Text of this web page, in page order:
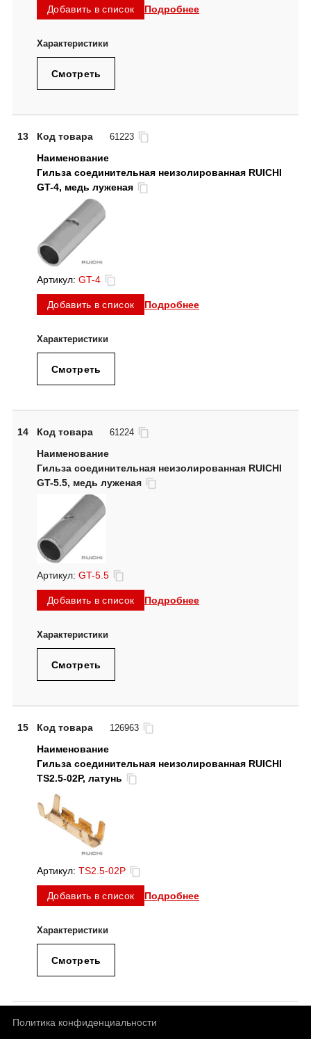
Добавить в список Подробнее
Смотреть
13 Код товара 61223
Гильза соединительная неизолированная RUICHI
GT-4, медь луженая
Артикул: GT-4
Добавить в список Подробнее
Смотреть
14 Код товара 61224
Гильза соединительная неизолированная RUICHI
GT-5.5, медь луженая
Артикул: GT-5.5
Добавить в список Подробнее
Смотреть
15 Код товара 126963
Гильза соединительная неизолированная RUICHI
TS2.5-02P, латунь
Артикул: TS2.5-02P
Добавить в список Подробнее
Смотреть
Политика конфиденциальности